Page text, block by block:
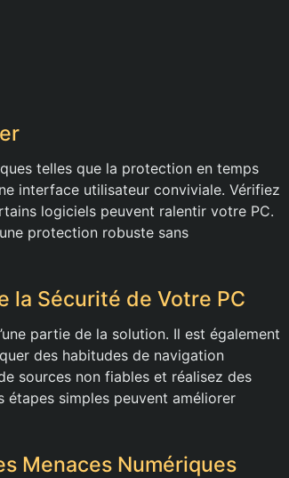
telles que la protection en temps
interface utilisateur conviviale. Vérifiez
logiciels peuvent ralentir votre PC.
protection robuste sans
la Sécurité de Votre PC
partie de la solution. Il est également
des habitudes de navigation
sources non fiables et réalisez des
étapes simples peuvent améliorer
Menaces Numériques